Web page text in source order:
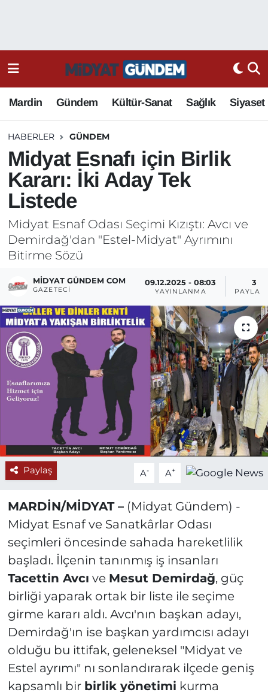
Mardin Gündem Kültür-Sanat Sağlık Siyaset
HABERLER GÜNDEM
Midyat Esnafı için Birlik
Kararı: İki Aday Tek
Listede
Midyat Esnaf Odası Seçimi Kızıştı: Avcı ve
Demirdağ'dan "Estel-Midyat" Ayrımını
Bitirme Sözü
MIDYAT GÜNDEM COM
GAZETECI
09.12.2025 - 08:03
YAYINLANMA
3
Paylaş A- A+
MARDİN/MİDYAT –(Midyat Gündem) -
Midyat Esnaf ve Sanatkârlar Odası
seçimleri öncesinde sahada hareketlilik
başladı. İlçenin tanınmış iş insanları
Tacettin Avcı ve Mesut Demirdağ, güç
birliği yaparak ortak bir liste ile seçime
girme kararı aldı. Avcı'nın başkan adayı,
Demirdağ'ın ise başkan yardımcısı adayı
olduğu bu ittifak, geleneksel "Midyat ve
Estel ayrımı" nı sonlandırarak ilçede geniş
kapsamlı bir birlik yönetimi kurma